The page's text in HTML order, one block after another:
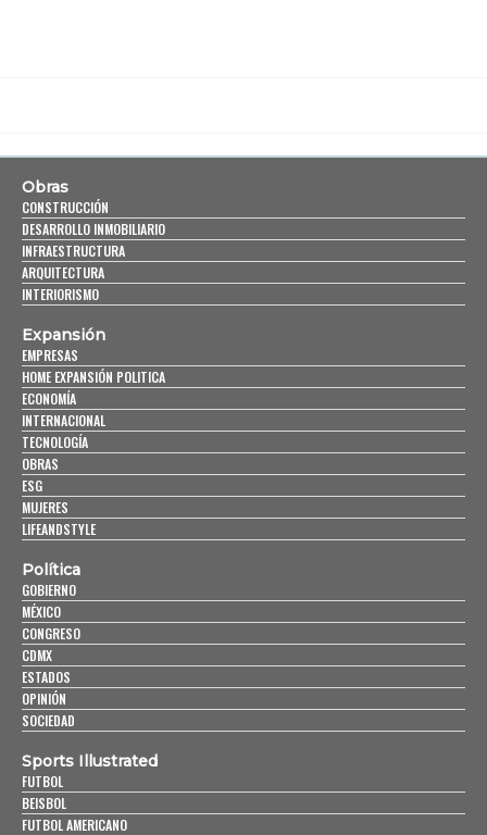
Obras
CONSTRUCCIÓN
DESARROLLO INMOBILIARIO
INFRAESTRUCTURA
ARQUITECTURA
INTERIORISMO
Expansión
EMPRESAS
HOME EXPANSIÓN POLITICA
ECONOMÍA
INTERNACIONAL
TECNOLOGÍA
OBRAS
ESG
MUJERES
LIFEANDSTYLE
Política
GOBIERNO
MÉXICO
CONGRESO
CDMX
ESTADOS
OPINIÓN
SOCIEDAD
Sports Illustrated
FUTBOL
BEISBOL
FUTBOL AMERICANO